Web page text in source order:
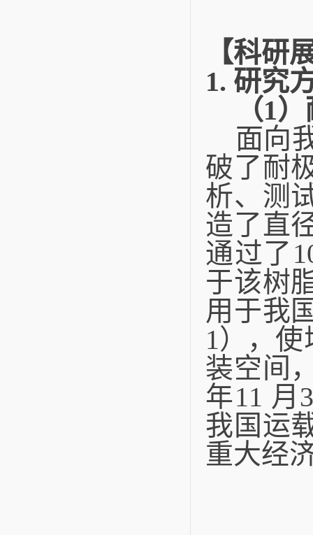
【科研
1. 研究
（1
面向
破了耐
析、测
造了直
通过了
于该树
用于我
1），
装空间
年11 月
我国运
重大经